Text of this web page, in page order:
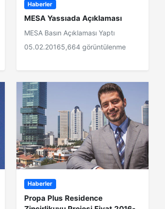
Haberler
MESA Yassıada Açıklaması
MESA Basın Açıklaması Yaptı
05.02.20165,664 görüntülenme
Haberler
Propa Plus Residence